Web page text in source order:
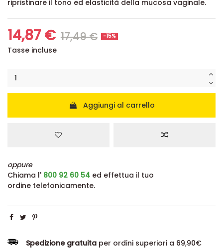
ripristinare il tono ed elasticità della mucosa vaginale.
14,87 € 17,49 € -15%
Tasse incluse
Aggiungi al carrello
oppure
Chiama l' 800 92 60 54 ed effettua il tuo
ordine telefonicamente.
Spedizione gratuita per ordini superiori a 69,90€